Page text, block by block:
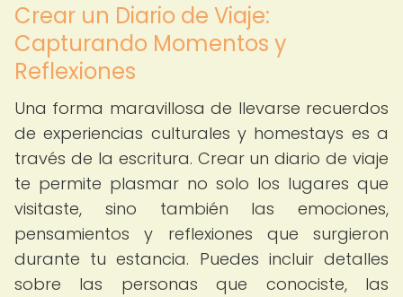
Crear un Diario de Viaje:
Capturando Momentos y
Reflexiones
Una forma maravillosa de llevarse recuerdos
de experiencias culturales y homestays es a
través de la escritura. Crear un diario de viaje
te permite plasmar no solo los lugares que
visitaste, sino también las emociones,
pensamientos y reflexiones que surgieron
durante tu estancia. Puedes incluir detalles
sobre las personas que conociste, las